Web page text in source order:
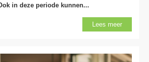
in deze periode kunnen...
Lees meer